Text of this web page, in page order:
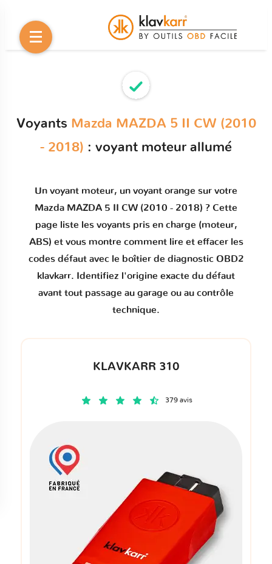
Voyants Mazda MAZDA 5 II CW (2010
- 2018) : voyant moteur allumé
Un voyant moteur, un voyant orange sur votre
Mazda MAZDA 5 II CW (2010 - 2018) ? Cette
page liste les voyants pris en charge (moteur,
ABS) et vous montre comment lire et effacer les
codes défautavec le boîtier de diagnostic OBD2
klavkarr. Identifiez l'origine exacte du défaut
avant tout passage au garage ou au contrôle
technique.
KLAVKARR 310
379 avis